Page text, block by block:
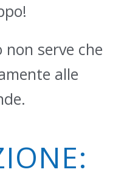
serve che
alle